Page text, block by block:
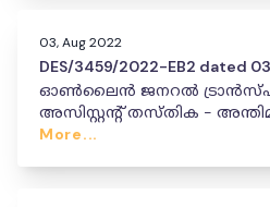
03, Aug 2022
DES/3459/2022-EB2 dated
ഓൺലൈൻ ജനറൽ ട്രാൻസ്ഫർ
അസിസ്റ്റന്റ് തസ്തിക -
More...